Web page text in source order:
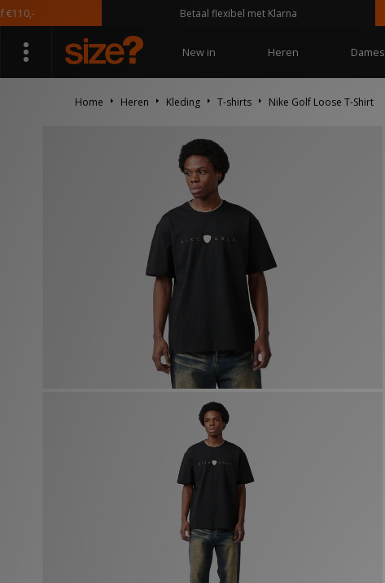
Betaal flexibel met Klarna
New in Heren Dames
Home Heren Kleding T-shirts Nike Golf Loose T-Shirt